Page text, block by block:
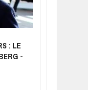
: LE
-